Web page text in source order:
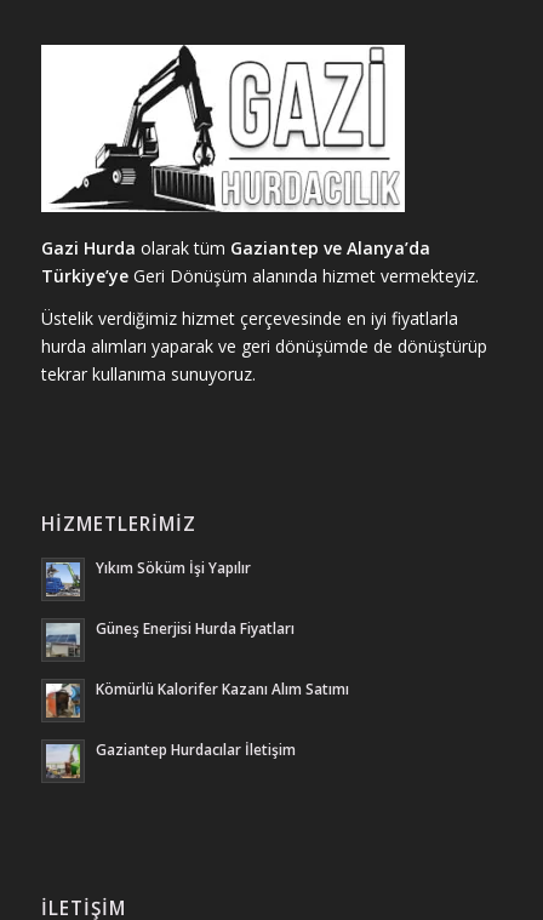
Gazi Hurda olarak tüm Gaziantep ve Alanya’da
Türkiye’yeGeri Dönüşüm alanında hizmet vermekteyiz.
Üstelik verdiğimiz hizmet çerçevesinde en iyi fiyatlarla
hurda alımları yaparak ve geri dönüşümde de dönüştürüp
tekrar kullanıma sunuyoruz.
HIZMETLERIMIZ
Yıkım Söküm İşi Yapılır
Güneş Enerjisi Hurda Fiyatları
Kömürlü Kalorifer Kazanı Alım Satımı
Gaziantep Hurdacılar İletişim
İLETIŞIM